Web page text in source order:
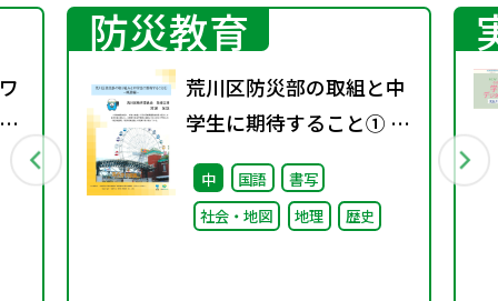
防災教育
荒川区防災部の取組と中
学生に期待すること① ～
概要編～
中 国語
書写
社会・地図
地理 歴史